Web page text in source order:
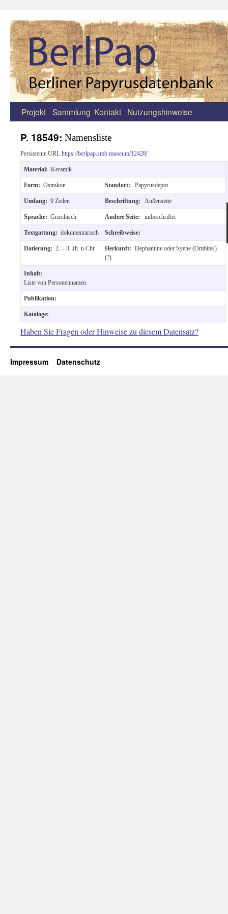
Zum
springen
Projekt Sammlung Kontakt Nutzungshinweise
P. 18549: Namensliste
Persistente URL https://berlpap.smb.museum/12428/
Material: Keramik
Form: Ostrakon Standort: Papyrusdepot
Umfang: 9 Zeilen Beschriftung: Außenseite
Sprache: Griechisch Andere Seite: unbeschriftet
Textgattung: dokumentarisch Schreibweise:
Datierung: 2. – 3. Jh. n.Chr. Herkunft: Elephantine oder Syene (Ombites)
(?)
Inhalt:
Liste von Personennamen.
Publikation:
Kataloge:
Haben Sie Fragen oder Hinweise zu diesem Datensatz?
Impressum Datenschutz